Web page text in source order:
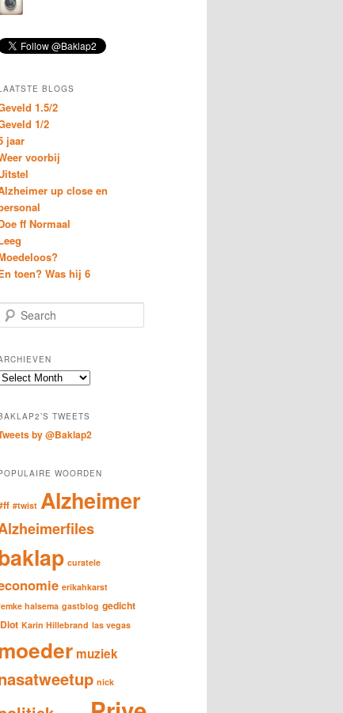
BLOGS
1.5/2
1/2
jaar
voorbij
up close en
ff Normaal
toen? Was hij 6
r
Archieven
TWEETS
by @Baklap2
WOORDEN
#twist Alzheimer
curatele
erikahkarst
halsema gastblog gedicht
Karin Hillebrand las vegas
muziek
nick